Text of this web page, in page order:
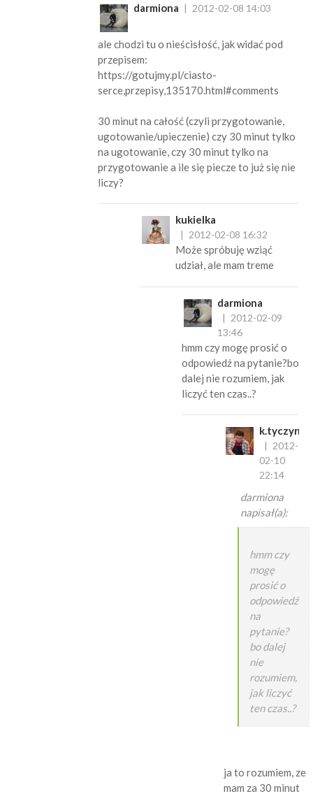
darmiona 2012-02-08 14:03
ale chodzi tu o nieścisłość, jak widać pod
przepisem:
https://gotujmy.pl/ciasto-
serce,przepisy,135170.html#comments
30 minut na całość (czyli przygotowanie,
ugotowanie/upieczenie) czy 30 minut tylko
na ugotowanie, czy 30 minut tylko na
przygotowanie a ile się piecze to już się nie
liczy?
kukielka
2012-02-08 16:32
Może spróbuję wziąć
udział, ale mam treme
darmiona
2012-02-09
13:46
hmm czy mogę prosić o
odpowiedź na pytanie?bo
dalej nie rozumiem, jak
liczyć ten czas..?
k.tyczynski
2012-
02-10
22:14
darmiona
napisał(a):
hmm czy
mogę
prosić o
odpowiedź
na
pytanie?
bo dalej
nie
rozumiem,
jak liczyć
ten czas..?
ja to rozumiem, ze
mam za 30 minut